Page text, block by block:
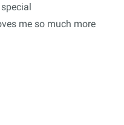
me so much more